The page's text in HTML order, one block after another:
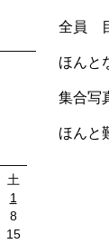
全員
ほん
集合写
ほんと
土
1
8
15